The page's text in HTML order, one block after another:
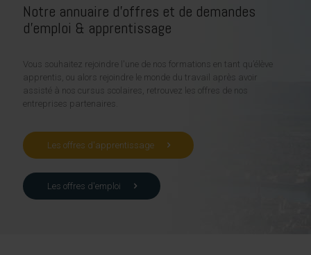
Notre annuaire d'offres et de demandes
d'emploi & apprentissage
Vous souhaitez rejoindre l'une de nos formations en tant qu’élève
apprentis, ou alors rejoindre le monde du travail après avoir
assisté à nos cursus scolaires, retrouvez les offres de nos
entreprises partenaires.
Les offres d'apprentissage
Les offres d'emploi